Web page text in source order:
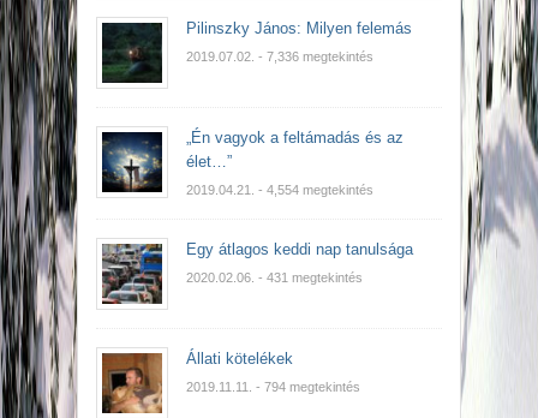
Pilinszky János: Milyen felemás
2019.07.02. - 7,336 megtekintés
„Én vagyok a feltámadás és az
élet…”
2019.04.21. - 4,554 megtekintés
Egy átlagos keddi nap tanulsága
2020.02.06. - 431 megtekintés
Állati kötelékek
2019.11.11. - 794 megtekintés